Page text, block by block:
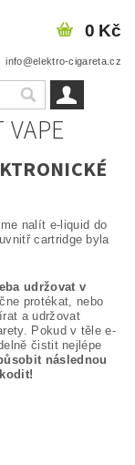
info@elektro-cigareta.cz
0 Kč
VAPE
nalít e-liquid do
cartridge byla
udržovat v
protékat, nebo
a udržovat
Pokud v těle e-
čistit nejlépe
následnou